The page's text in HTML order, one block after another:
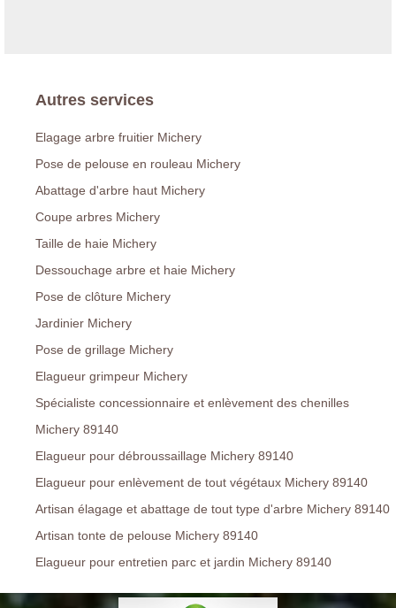
Autres services
Elagage arbre fruitier Michery
Pose de pelouse en rouleau Michery
Abattage d'arbre haut Michery
Coupe arbres Michery
Taille de haie Michery
Dessouchage arbre et haie Michery
Pose de clôture Michery
Jardinier Michery
Pose de grillage Michery
Elagueur grimpeur Michery
Spécialiste concessionnaire et enlèvement des chenilles
Michery 89140
Elagueur pour débroussaillage Michery 89140
Elagueur pour enlèvement de tout végétaux Michery 89140
Artisan élagage et abattage de tout type d'arbre Michery 89140
Artisan tonte de pelouse Michery 89140
Elagueur pour entretien parc et jardin Michery 89140